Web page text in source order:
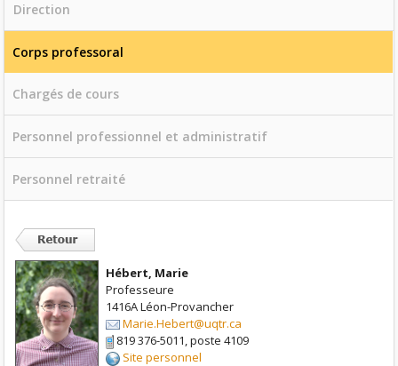
Direction
Corps professoral
Chargés de cours
Personnel professionnel et administratif
Personnel retraité
Hébert, Marie
Professeure
1416A Léon-Provancher
Marie.Hebert@uqtr.ca
819 376-5011, poste 4109
Site personnel